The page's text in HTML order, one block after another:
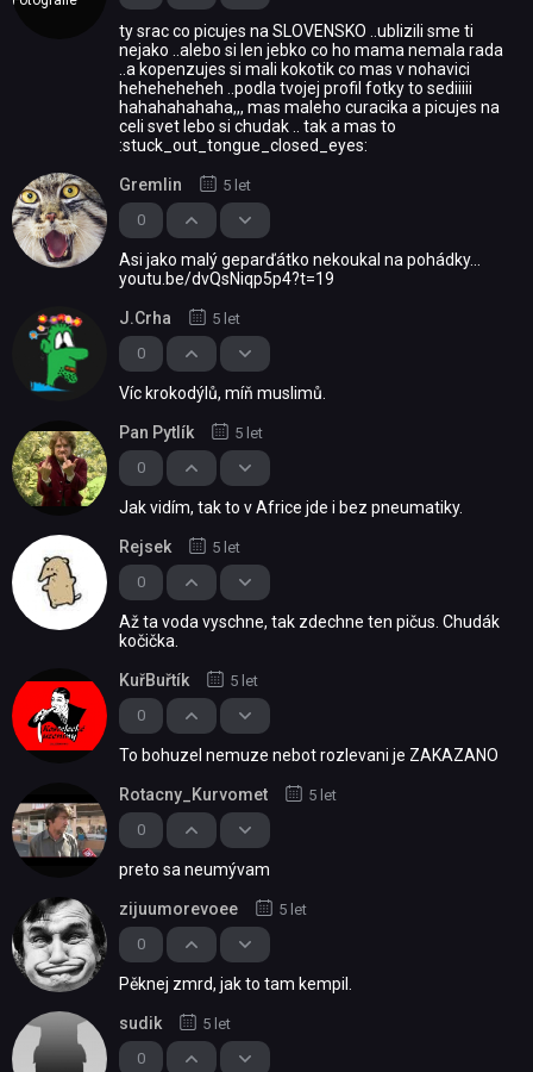
ty srac co picujes na SLOVENSKO ..ublizili sme ti
nejako ..alebo si len jebko co ho mama nemala rada
..a kopenzujes si mali kokotik co mas v nohavici
heheheheheh ..podla tvojej profil fotky to sediiiii
hahahahahaha,,, mas maleho curacika a picujes na
celi svet lebo si chudak .. tak a mas to
:stuck_out_tongue_closed_eyes:
0
Gremlin 5 let
Asi jako malý geparďátko nekoukal na pohádky...
youtu.be/dvQsNiqp5p4?t=19
0
J.Crha 5 let
Víc krokodýlů, míň muslimů.
0
Pan Pytlík 5 let
Jak vidím, tak to v Africe jde i bez pneumatiky.
0
Rejsek 5 let
Až ta voda vyschne, tak zdechne ten pičus. Chudák
kočička.
0
KuřBuřtík 5 let
To bohuzel nemuze nebot rozlevani je ZAKAZANO
0
Rotacny_Kurvomet 5 let
preto sa neumývam
0
zijuumorevoee 5 let
Pěknej zmrd, jak to tam kempil.
0
sudik 5 let